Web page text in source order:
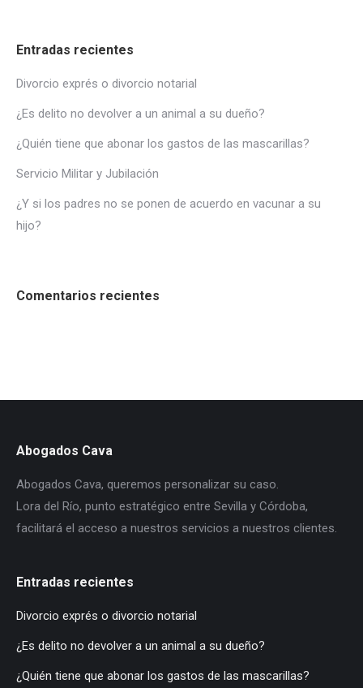
Entradas recientes
Divorcio exprés o divorcio notarial
¿Es delito no devolver a un animal a su dueño?
¿Quién tiene que abonar los gastos de las mascarillas?
Servicio Militar y Jubilación
¿Y si los padres no se ponen de acuerdo en vacunar a su
hijo?
Comentarios recientes
Abogados Cava
Abogados Cava, queremos personalizar su caso.
Lora del Río, punto estratégico entre Sevilla y Córdoba,
facilitará el acceso a nuestros servicios a nuestros clientes.
Entradas recientes
Divorcio exprés o divorcio notarial
¿Es delito no devolver a un animal a su dueño?
¿Quién tiene que abonar los gastos de las mascarillas?